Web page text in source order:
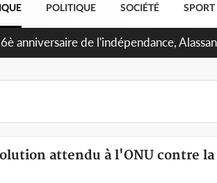
POLITIQUE SOCIÉTÉ SPORT
Abidjan, Amadou Oury Bah admire le
attendu à l'ONU contre